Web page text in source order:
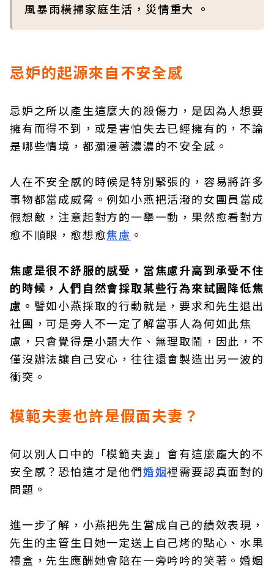
風暴雨橫掃家庭生活，災情重大 。
忌妒的起源來自不安全感
忌妒之所以產生這麼大的殺傷力，是因為人想要
擁有而得不到，或是害怕失去已經擁有的，不論
是哪些情境，都瀰漫著濃濃的不安全感。
人在不安全感的時候是特別緊張的，容易將許多
事物都當成威脅。例如小燕把活潑的女團員當成
假想敵，注意起對方的一舉一動，果然愈看對方
愈不順眼，愈想愈焦慮 。
焦慮是很不舒服的感受，當焦慮升高到承受不住
的時候，人們自然會採取某些行為來試圖降低焦
慮。 譬如小燕採取的行動就是，要求和先生退出
社團，可是旁人不一定了解當事人為何如此焦
慮，只會覺得是小題大作、無理取鬧，因此，不
僅沒辦法讓自己安心，往往還會製造出另一波的
衝突。
模範夫妻也許是假面夫妻？
何以別人口中的「模範夫妻」會有這麼龐大的不
安全感？恐怕這才是他們婚姻裡需要認真面對的
問題。
進一步了解，小燕把先生當成自己的績效表現，
先生的主管生日她一定送上自己烤的點心、水果
禮盒，先生應酬她會陪在一旁吟吟的笑著。婚姻